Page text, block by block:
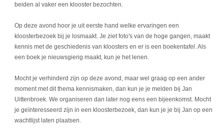
beiden al vaker een klooster bezochten.
Op deze avond hoor je uit eerste hand welke ervaringen een
kloosterbezoek bij je losmaakt. Je ziet foto's van de hoge gangen, maakt
kennis met de geschiedenis van kloosters en er is een boekentafel. Als
een boek je nieuwsgierig maakt, kun je het lenen.
Mocht je verhinderd zijn op deze avond, maar wel graag op een ander
moment met dit thema kennismaken, dan kun je je melden bij Jan
Uittenbroek. We organiseren dan later nog eens een bijeenkomst. Mocht
je geïnteresseerd zijn in een kloosterbezoek, dan kun je je bij Jan op een
wachtlijst laten plaatsen.